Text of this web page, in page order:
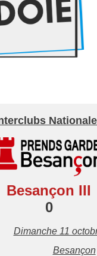
Besançon III
0
Dimanche 11
Besançon